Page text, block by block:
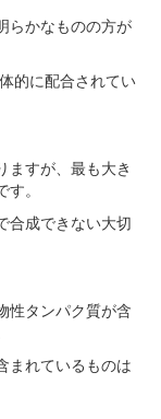
らかなものの方が
的に配合されてい
ますが、最も大き
。
合成できない大切
性タンパク質が含
まれているものは